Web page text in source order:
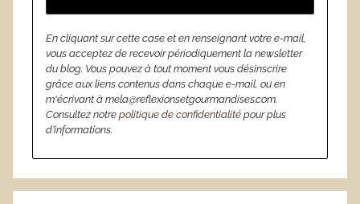
En cliquant sur cette case et en renseignant votre e-mail,
vous acceptez de recevoir périodiquement la newsletter
du blog. Vous pouvez à tout moment vous désinscrire
grâce aux liens contenus dans chaque e-mail, ou en
m'écrivant à mela@reflexionsetgourmandises.com.
Consultez notre politique de confidentialité pour plus
d’informations.